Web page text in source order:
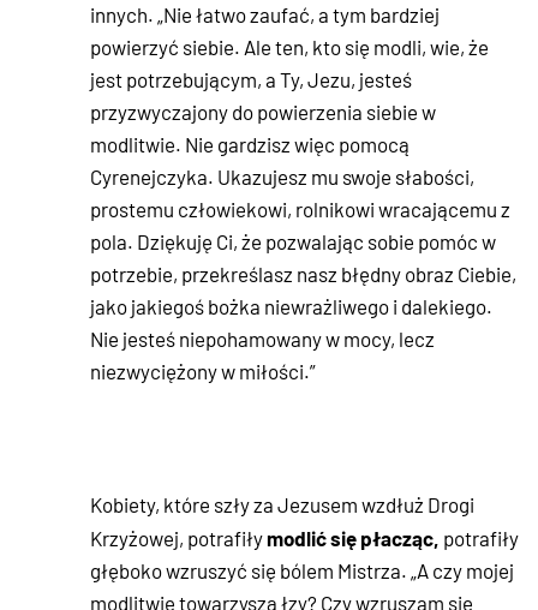
innych. „Nie łatwo zaufać, a tym bardziej
powierzyć siebie. Ale ten, kto się modli, wie, że
jest potrzebującym, a Ty, Jezu, jesteś
przyzwyczajony do powierzenia siebie w
modlitwie. Nie gardzisz więc pomocą
Cyrenejczyka. Ukazujesz mu swoje słabości,
prostemu człowiekowi, rolnikowi wracającemu z
pola. Dziękuję Ci, że pozwalając sobie pomóc w
potrzebie, przekreślasz nasz błędny obraz Ciebie,
jako jakiegoś bożka niewrażliwego i dalekiego.
Nie jesteś niepohamowany w mocy, lecz
niezwyciężony w miłości.”
Kobiety, które szły za Jezusem wzdłuż Drogi
Krzyżowej, potrafiłymodlić się płacząc, potrafiły
głęboko wzruszyć się bólem Mistrza. „A czy mojej
modlitwie towarzyszą łzy? Czy wzruszam się